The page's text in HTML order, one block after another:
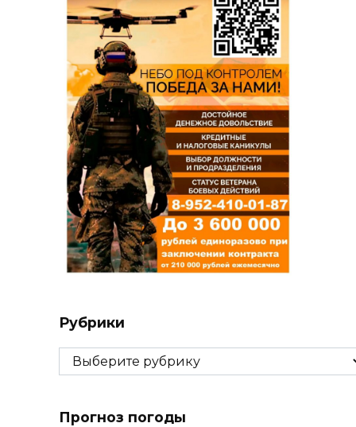
Рубрики
Рубрики
Прогноз погоды